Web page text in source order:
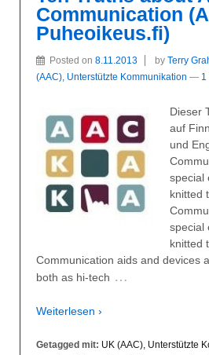
Communication
Puheoikeus.fi)
Posted on 8.11.2013 by Terry
(AAC), Unterstützte Kommunikation — 1
Dieser
auf
und
special
knitted
special
knitted
Communication aids and devices
both as hi-tech …
Weiterlesen ›
Getagged mit: UK (AAC), Unterstützte